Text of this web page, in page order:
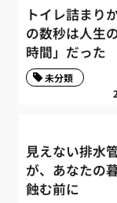
トイレ詰まり
の数秒は人生
時間」だった
未分類
見えない排水
が、あなたの
蝕む前に